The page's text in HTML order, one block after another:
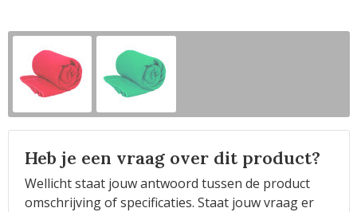
Heb je een vraag over dit product?
Wellicht staat jouw antwoord tussen de product
omschrijving of specificaties. Staat jouw vraag er